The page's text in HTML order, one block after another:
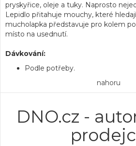
pryskyřice, oleje a tuky. Naprosto
Lepidlo přitahuje mouchy, které
mucholapka představuje pro kolem
místo na usednutí.
Dávkování:
Podle potřeby.
nahoru
DNO.cz -